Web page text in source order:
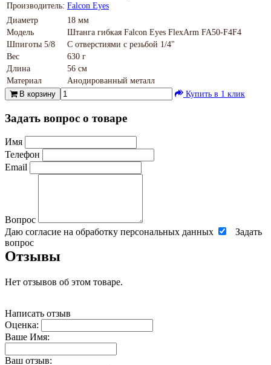
Производитель: Falcon Eyes
Диаметр
18 мм
Модель
Штанга гибкая Falcon Eyes FlexArm FA50-F4F4
Шпиготы 5/8
С отверстиями с резьбой 1/4"
Вес
630 г
Длина
56 см
Материал
Анодированный металл
В корзину
Купить в 1 клик
Задать вопрос о товаре
Имя
Телефон
Email
Вопрос
Даю согласие на обработку персональных данных
Задать
вопрос
Отзывы
Нет отзывов об этом товаре.
Написать отзыв
Оценка:
Ваше Имя:
Ваш отзыв: